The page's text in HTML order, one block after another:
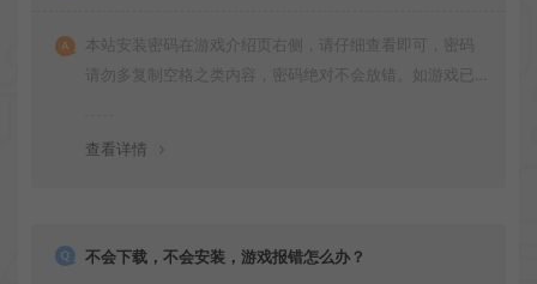
本站安装密码在游戏介绍页右侧，请仔细查看即可，密码
请勿多复制空格之类内容，密码绝对不会放错。如游戏已
查看详情
不会下载，不会安装，游戏报错怎么办？